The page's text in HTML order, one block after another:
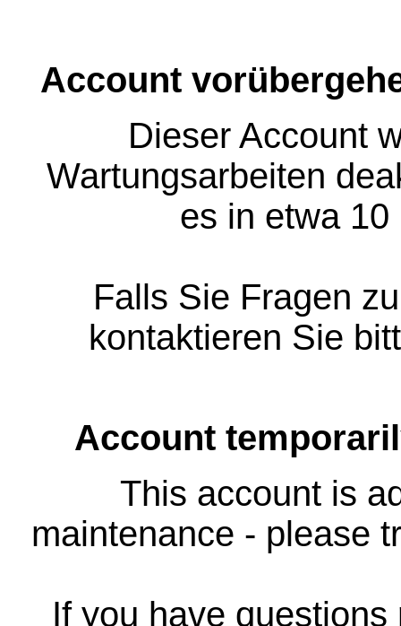
Account
Dieser Account
Wartungsarbeiten
es in etwa
Falls Sie Fragen
kontaktieren Sie
Account
This account is
maintenance - please
If you have